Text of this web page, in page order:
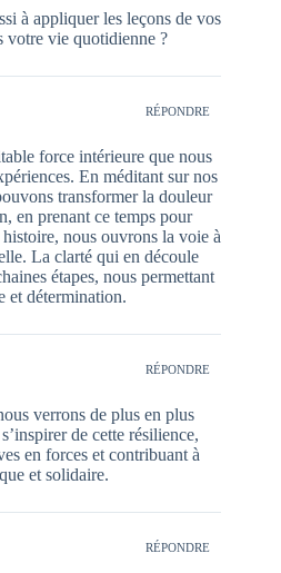
à appliquer les leçons de vos
votre vie quotidienne ?
RÉPONDRE
force intérieure que nous
En méditant sur nos
transformer la douleur
en prenant ce temps pour
nous ouvrons la voie à
La clarté qui en découle
étapes, nous permettant
et détermination.
RÉPONDRE
verrons de plus en plus
de cette résilience,
en forces et contribuant à
et solidaire.
RÉPONDRE